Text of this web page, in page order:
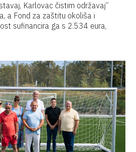
Karlovac čistim održavaj“
a Fond za zaštitu okoliša i
sufinancira ga s 2.534 eura,